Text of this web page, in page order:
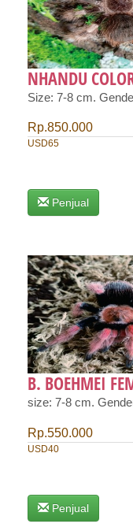
NHANDU
Size: 7-8 cm.
Rp.850.000
USD65
Penjual
B. BOEHMEI
size: 7-8 cm.
Rp.550.000
USD40
Penjual